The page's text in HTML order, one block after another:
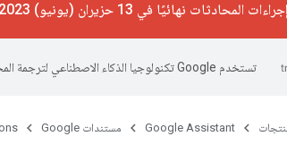
نهائيًا في 13 حزيران (يونيو) 2023. لمزيد من المعلومات، يُرجى الاطّلاع على
تستخدم Google تكنولوجيا الذكاء الاصطناعي لترجمة المحتوى إلى لغتك المفضّلة، وقد تتضمّن بعض الأخطاء.
Google Assistant مستندات Google